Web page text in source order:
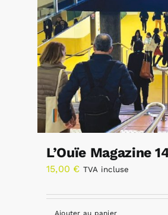
L’Ouïe Magazine
15,00 € TVA incluse
Ajouter au panier